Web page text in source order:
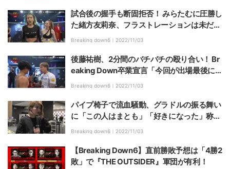
試合後の握手も断固拒否！ みらたむに圧勝し
た緒方友莉奈、フラストレーションは未だ解
消されず【BreakingDown6】
Breaking down6｜ 2022/11/03
後藤祐樹、2分間のバチバチの殴り合い！ Br
eaking Down卒業宣言「今回が出場最後に
なります」
Breaking down6｜ 2022/11/03
パイプ椅子で流血騒動、グラドルの振る舞い
に「この人はまとも」「好きになった」称賛
の声続々
Breaking down6｜ 2022/11/03
【Breaking Down6】直前勝敗予想は「4勝2
敗」で『THE OUTSIDER』軍団が有利！